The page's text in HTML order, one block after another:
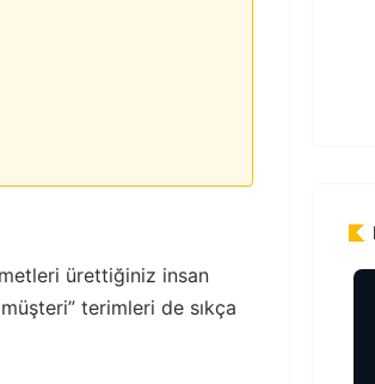
ürettiğiniz insan
terimleri de sıkça